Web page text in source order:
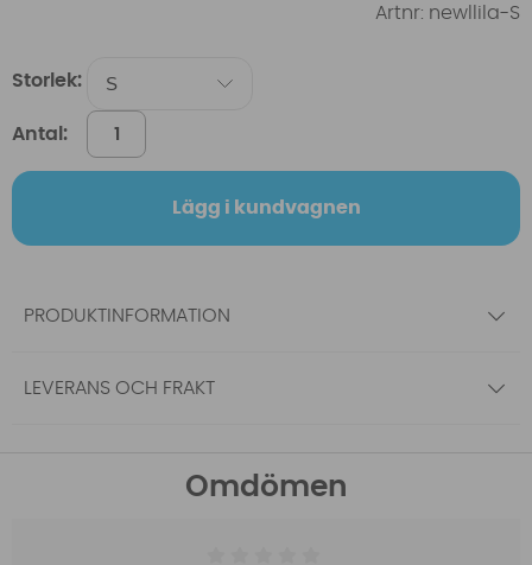
Artnr: newllila-S
Storlek:
Antal:
Lägg i kundvagnen
PRODUKTINFORMATION
LEVERANS OCH FRAKT
Omdömen